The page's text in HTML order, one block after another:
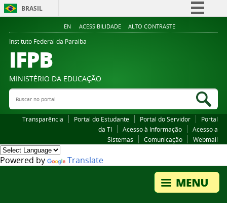
BRASIL
Simplifique!
Legislação
EN ACESSIBILIDADE ALTO CONTRASTE
Instituto Federal da Paraiba
IFPB
MINISTÉRIO DA EDUCAÇÃO
Buscar no portal
Transparência Portal do Estudante Portal do Servidor
Portal
da TI
Acesso à Informação
Acesso a
Sistemas
Comunicação Webmail
Powered by Translate